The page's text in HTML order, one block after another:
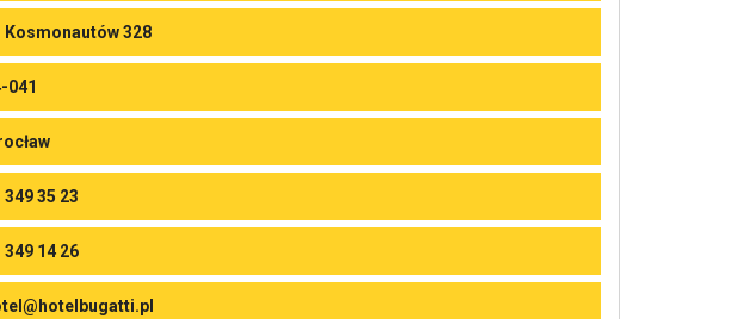
Kosmonautów 328
041
349 35 23
349 14 26